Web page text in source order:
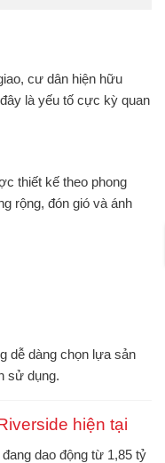
, cư dân hiện hữu
là yếu tố cực kỳ quan
thiết kế theo phong
rộng, đón gió và ánh
dễ dàng chọn lựa sản
sử dụng.
hiện tại
đang dao động từ 1,85 tỷ